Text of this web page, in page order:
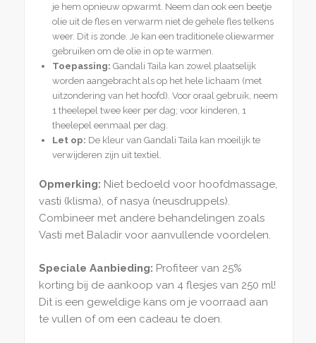
je hem opnieuw opwarmt. Neem dan ook een beetje
olie uit de fles en verwarm niet de gehele fles telkens
weer. Dit is zonde. Je kan een traditionele oliewarmer
gebruiken om de olie in op te warmen.
Toepassing: Gandali Taila kan zowel plaatselijk
worden aangebracht als op het hele lichaam (met
uitzondering van het hoofd). Voor oraal gebruik, neem
1 theelepel twee keer per dag; voor kinderen, 1
theelepel eenmaal per dag.
Let op: De kleur van Gandali Taila kan moeilijk te
verwijderen zijn uit textiel.
Opmerking: Niet bedoeld voor hoofdmassage,
vasti (klisma), of nasya (neusdruppels).
Combineer met andere behandelingen zoals
Vasti met Baladir voor aanvullende voordelen.
Speciale Aanbieding: Profiteer van 25%
korting bij de aankoop van 4 flesjes van 250 ml!
Dit is een geweldige kans om je voorraad aan
te vullen of om een cadeau te doen.